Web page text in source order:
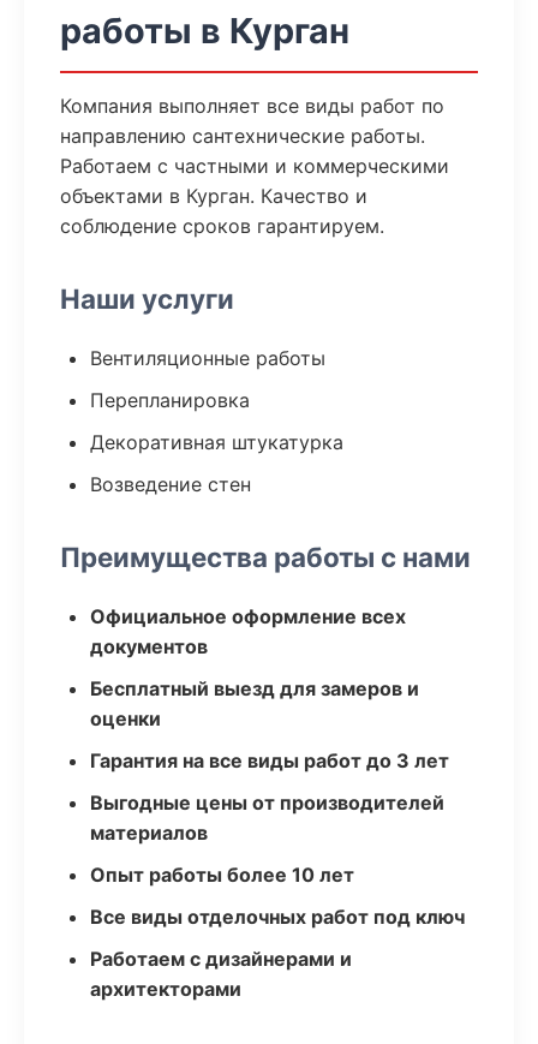
работы в Курган
Компания выполняет все виды работ по
направлению сантехнические работы.
Работаем с частными и коммерческими
объектами в Курган. Качество и
соблюдение сроков гарантируем.
Наши услуги
Вентиляционные работы
Перепланировка
Декоративная штукатурка
Возведение стен
Преимущества работы с нами
Официальное оформление всех
документов
Бесплатный выезд для замеров и
оценки
Гарантия на все виды работ до 3 лет
Выгодные цены от производителей
материалов
Опыт работы более 10 лет
Все виды отделочных работ под ключ
Работаем с дизайнерами и
архитекторами